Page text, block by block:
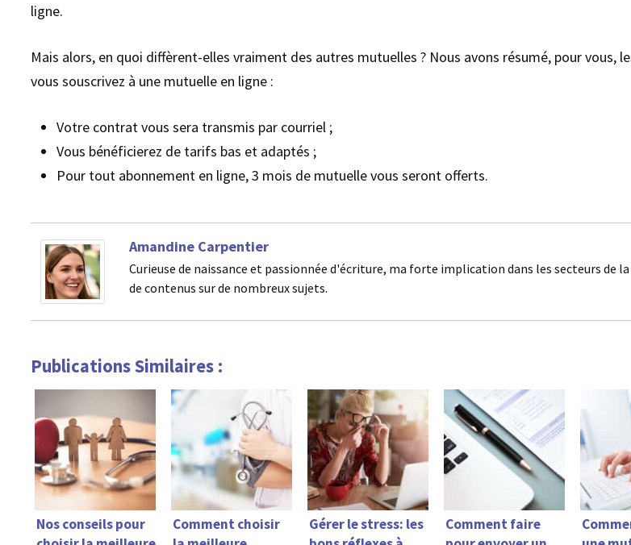
ligne.
Mais alors, en quoi diffèrent-elles vraiment des autres mutuelles ? Nous avons résumé, pour vous,
vous souscrivez à une mutuelle en ligne :
Votre contrat vous sera transmis par courriel ;
Vous bénéficierez de tarifs bas et adaptés ;
Pour tout abonnement en ligne, 3 mois de mutuelle vous seront offerts.
Amandine Carpentier
Curieuse de naissance et passionnée d'écriture, ma forte implication dans les secteurs
de contenus sur de nombreux sujets.
Publications Similaires :
Nos conseils pour
Comment choisir
Gérer le stress: les
Comment faire